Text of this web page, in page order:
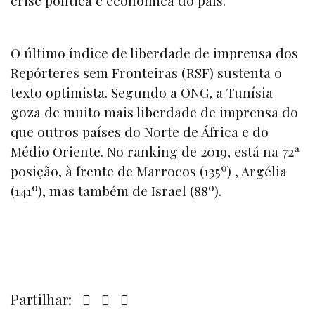
O último índice de liberdade de imprensa dos
Repórteres sem Fronteiras (RSF) sustenta o
texto optimista. Segundo a ONG, a Tunísia
goza de muito mais liberdade de imprensa do
que outros países do Norte de África e do
Médio Oriente. No ranking de 2019, está na 72ª
posição, à frente de Marrocos (135º) , Argélia
(141º), mas também de Israel (88º).
Partilhar: